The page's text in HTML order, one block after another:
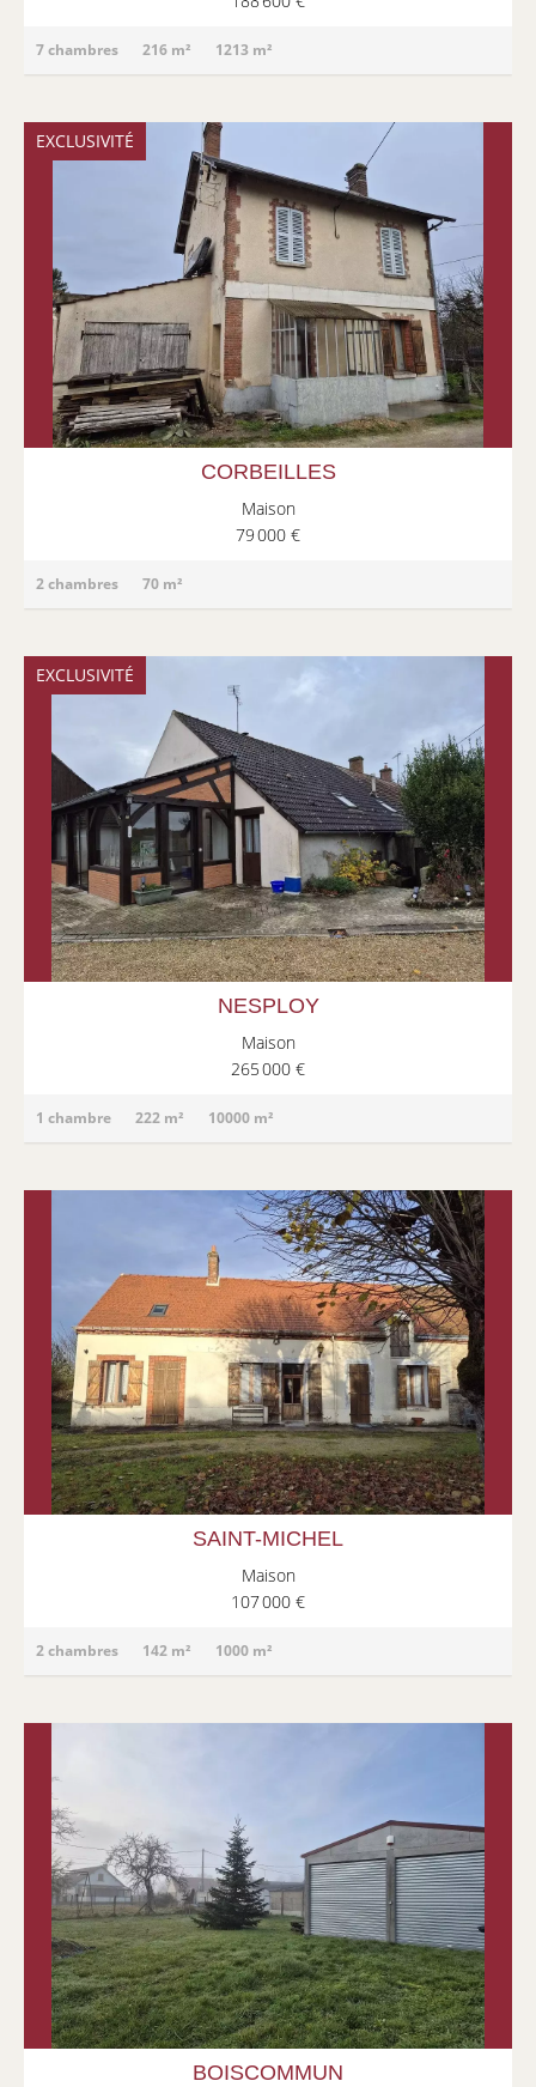
7 chambres 216 m² 1213 m²
CORBEILLES
Maison
79 000 €
2 chambres 70 m²
EXCLUSIVITÉ
NESPLOY
Maison
265 000 €
1 chambre 222 m² 10000 m²
EXCLUSIVITÉ
SAINT-MICHEL
Maison
107 000 €
2 chambres 142 m² 1000 m²
BOISCOMMUN